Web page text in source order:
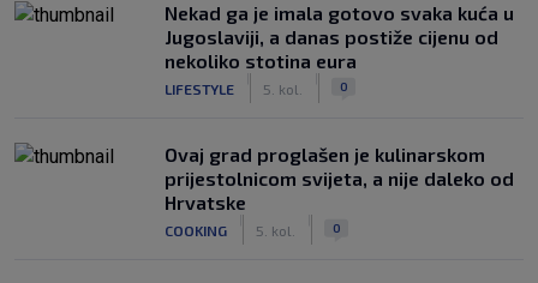
Nekad ga je imala gotovo svaka kuća u
Jugoslaviji, a danas postiže cijenu od
nekoliko stotina eura
LIFESTYLE 5. kol. 0
Ovaj grad proglašen je kulinarskom
prijestolnicom svijeta, a nije daleko od
Hrvatske
COOKING 5. kol. 0